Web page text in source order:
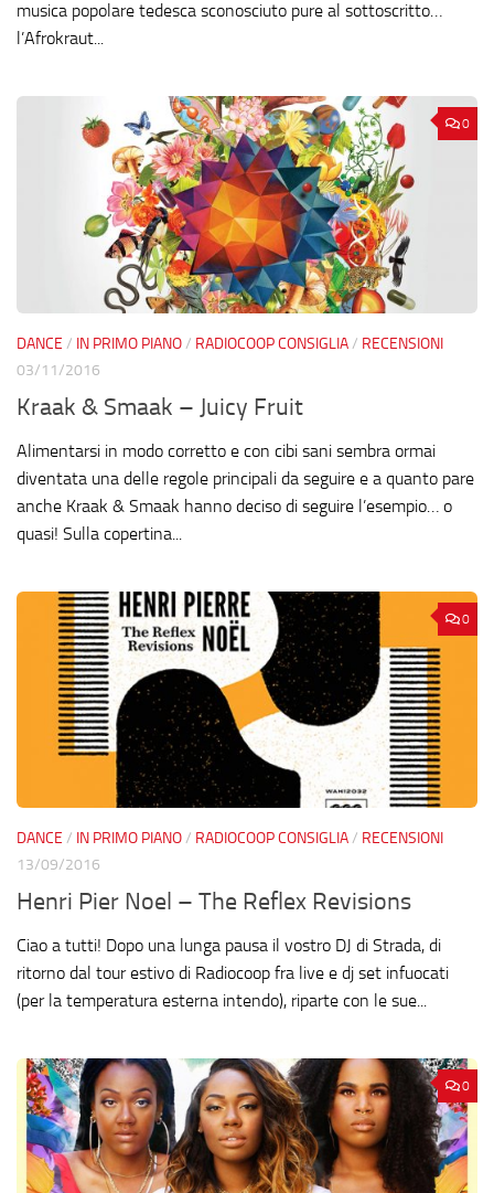
musica popolare tedesca sconosciuto pure al sottoscritto…
l’Afrokraut...
0
DANCE / IN PRIMO PIANO/ RADIOCOOP CONSIGLIA/ RECENSIONI
03/11/2016
Kraak & Smaak – Juicy Fruit
Alimentarsi in modo corretto e con cibi sani sembra ormai
diventata una delle regole principali da seguire e a quanto pare
anche Kraak & Smaak hanno deciso di seguire l’esempio… o
quasi! Sulla copertina...
0
DANCE / IN PRIMO PIANO/ RADIOCOOP CONSIGLIA/ RECENSIONI
13/09/2016
Henri Pier Noel – The Reflex Revisions
Ciao a tutti! Dopo una lunga pausa il vostro DJ di Strada, di
ritorno dal tour estivo di Radiocoop fra live e dj set infuocati
(per la temperatura esterna intendo), riparte con le sue...
0